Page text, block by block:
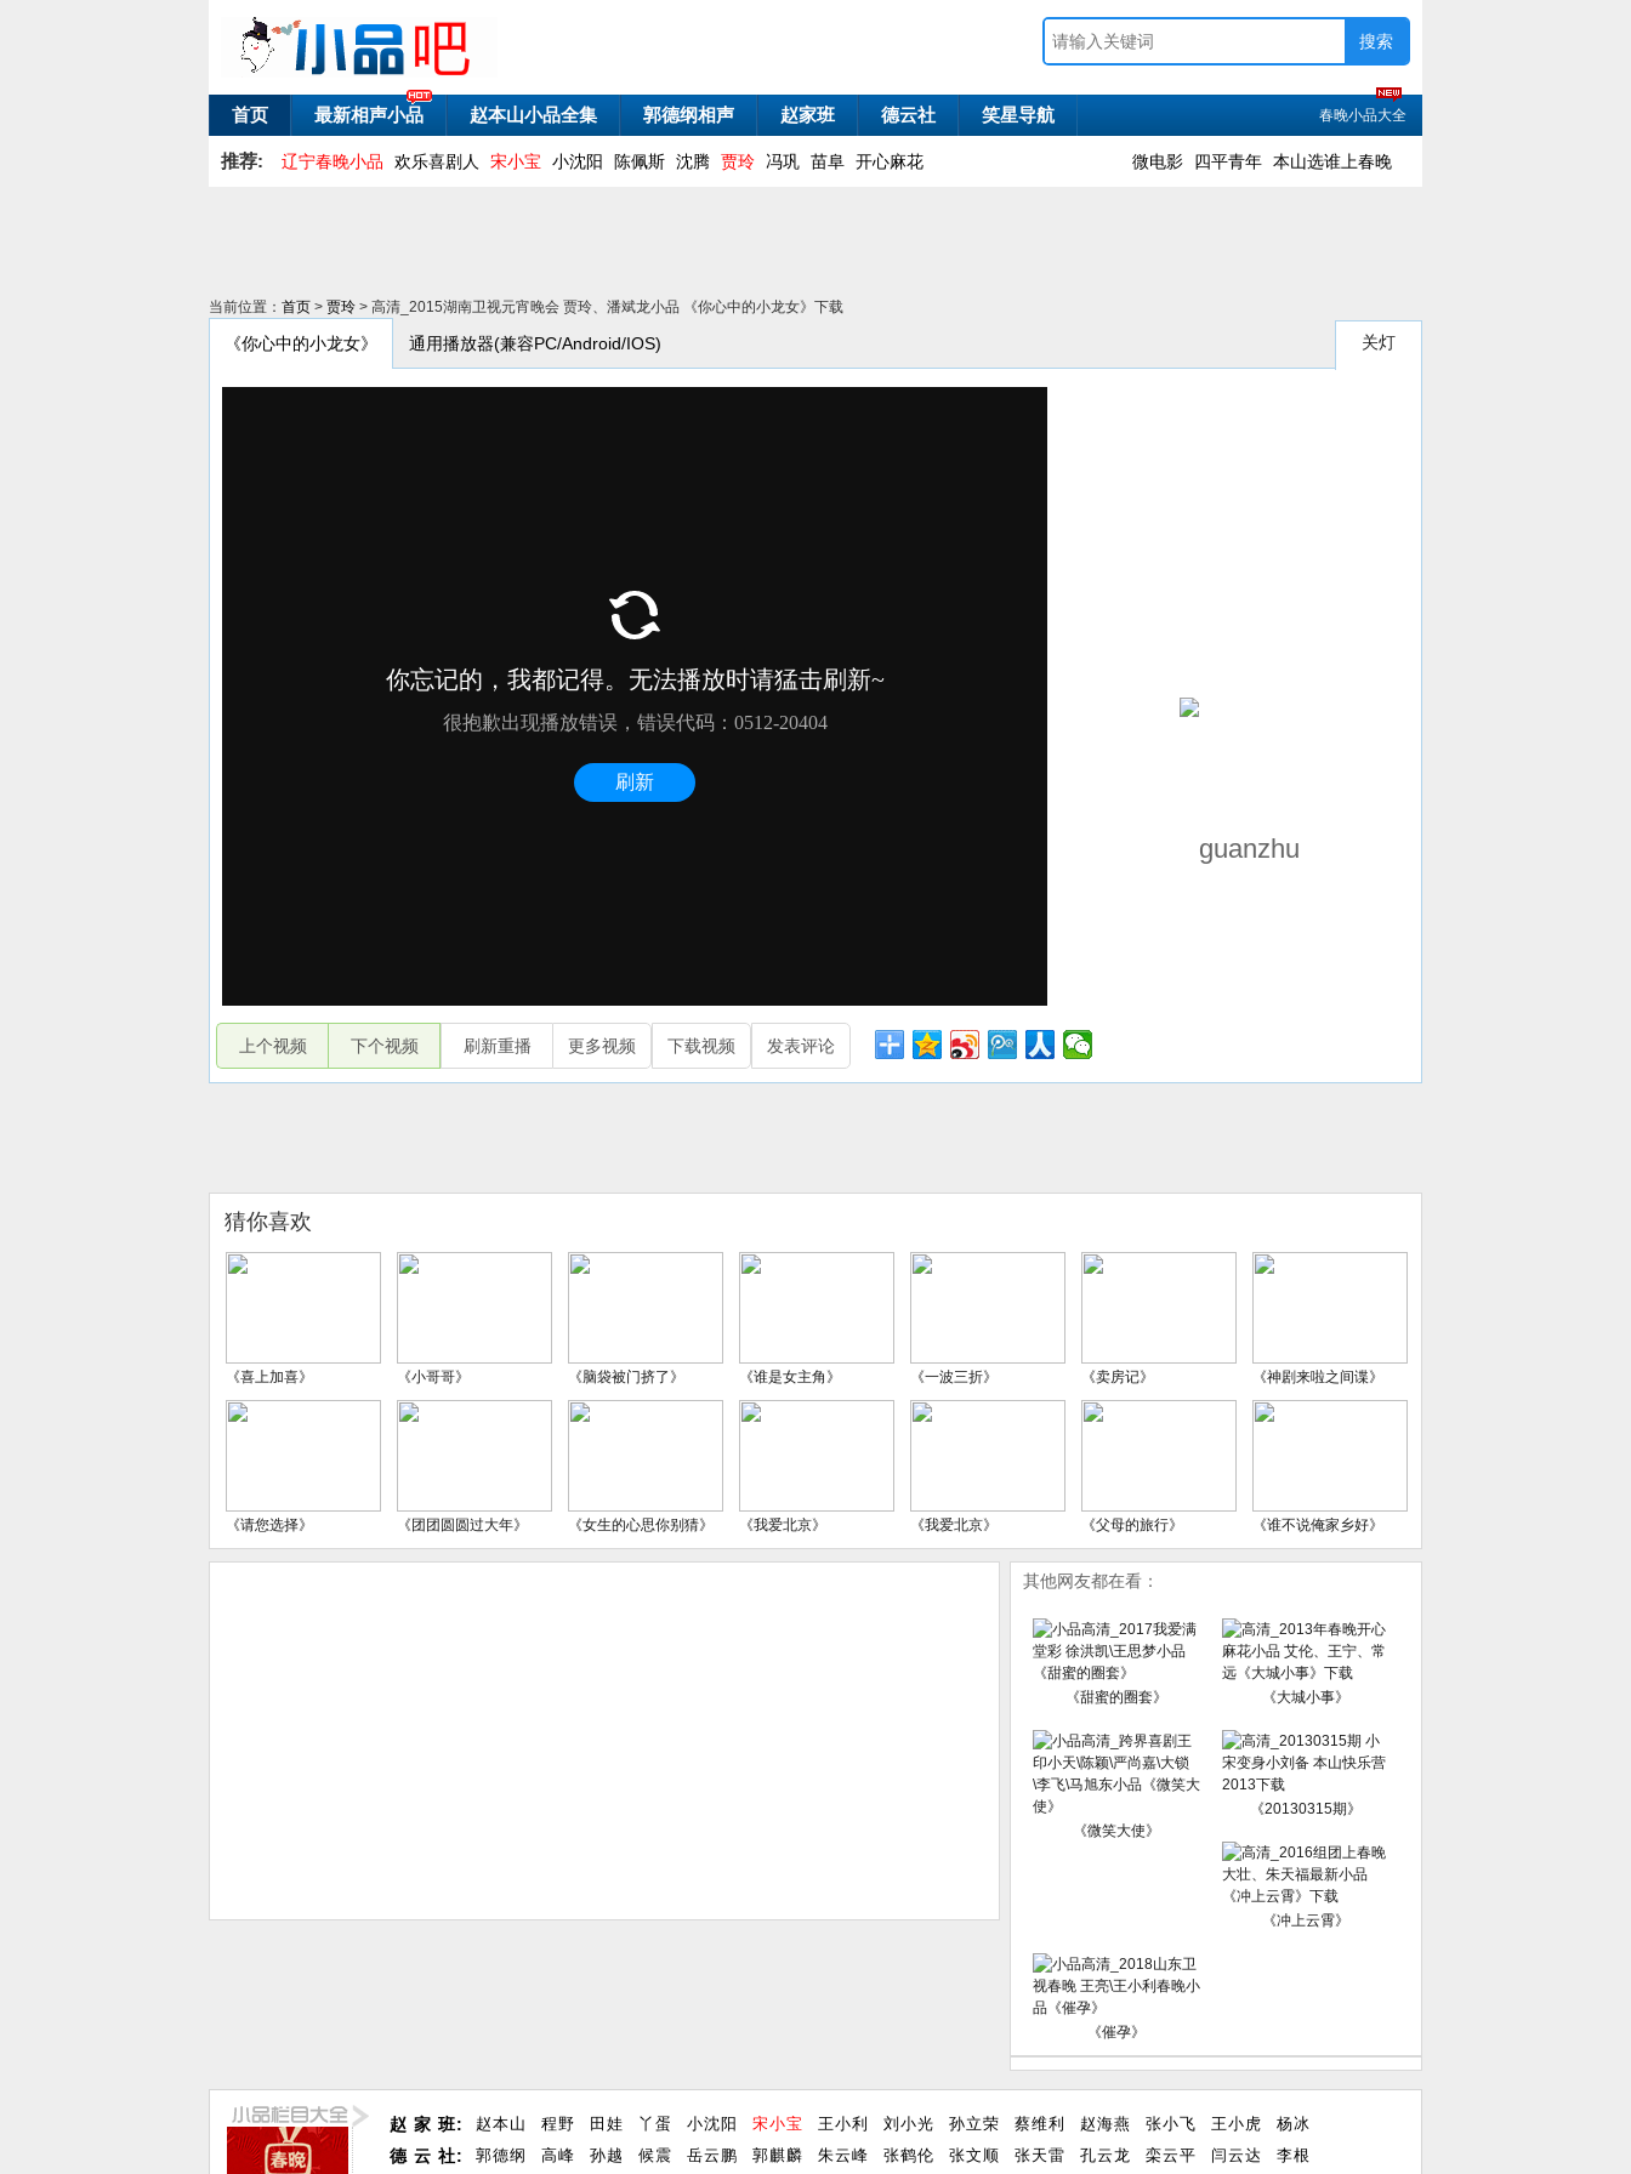
首页 最新相声小品 赵本山小品全集 郭德纲相声 赵家班 德云社 笑星导航 春晚小品大全
推荐: 辽宁春晚小品 欢乐喜剧人 宋小宝 小沈阳 陈佩斯 沈腾 贾玲 冯巩 苗阜 开心麻花 微电影 四平青年 本山选谁上春晚
当前位置： 首页 > 贾玲 > 高清_2015湖南卫视元宵晚会 贾玲、潘斌龙小品 《你心中的小龙女》下载
《你心中的小龙女》 通用播放器(兼容PC/Android/IOS) 关灯
上个视频 下个视频 刷新重播 更多视频 下载视频 发表评论
猜你喜欢
《喜上加喜》 《小哥哥》 《脑袋被门挤了》 《谁是女主角》 《一波三折》 《卖房记》 《神剧来啦之间谍》
《请您选择》 《团团圆圆过大年》 《女生的心思你别猜》 《我爱北京》 《我爱北京》 《父母的旅行》 《谁不说俺家乡好》
其他网友都在看：
《甜蜜的圈套》 《大城小事》
《微笑大使》
《20130315期》
《冲上云霄》
《催孕》
赵 家 班:
德 云 社:
赵本山 程野 田娃 丫蛋 小沈阳 宋小宝 王小利 刘小光 孙立荣 蔡维利 赵海燕 张小飞 王小虎
杨冰
郭德纲
高峰 孙越 候震 岳云鹏 郭麒麟 朱云峰 张鹤伦 张文顺 张天雷 孔云龙 栾云平 闫云达 李根